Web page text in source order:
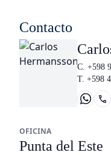
Contacto
C. +598
T. +598
OFICINA
Punta del Este